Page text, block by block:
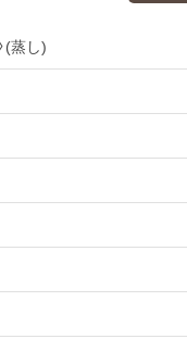
(蒸し)